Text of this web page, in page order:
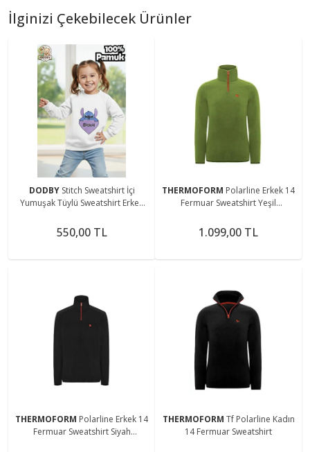
İlginizi Çekebilecek Ürünler
DODBY Stitch Sweatshirt İçi
Yumuşak Tüylü Sweatshirt Erkek
Stitch Kıyafet
550,00 TL
THERMOFORM Polarline Erkek 14
Fermuar Sweatshirt Yeşil
1.099,00 TL
THERMOFORM Polarline Erkek 14
Fermuar Sweatshirt Siyah
THERMOFORM Tf Polarline Kadın
14 Fermuar Sweatshirt